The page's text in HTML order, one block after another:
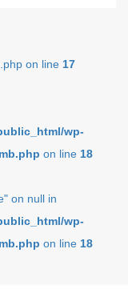
on line 17
wp-
on line 18
on null in
wp-
on line 18